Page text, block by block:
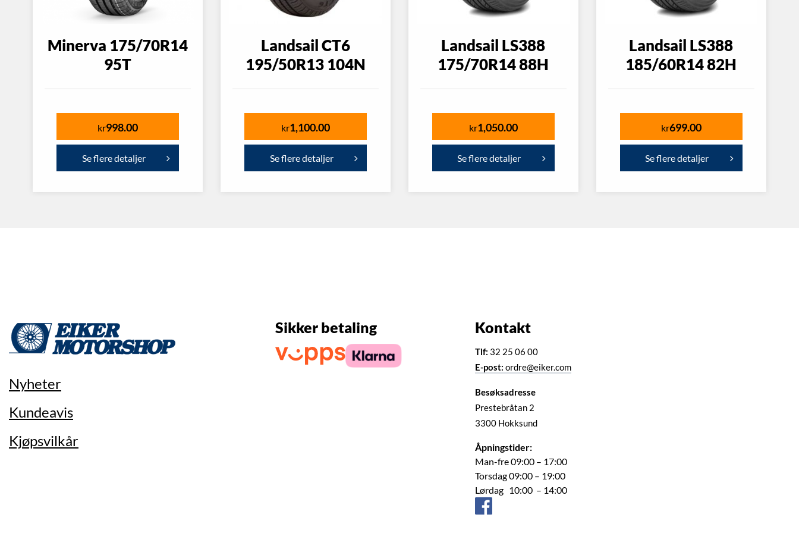
Minerva 175/70R14
95T
kr998.00
Se flere detaljer
Landsail CT6
195/50R13 104N
kr1,100.00
Se flere detaljer
Landsail LS388
175/70R14 88H
kr1,050.00
Se flere detaljer
Landsail LS388
185/60R14 82H
kr699.00
Se flere detaljer
Nyheter
Kundeavis
Kjøpsvilkår
Sikker betaling Kontakt
Tlf: 32 25 06 00
E-post: ordre@eiker.com
Besøksadresse
Prestebråtan 2
3300 Hokksund
Åpningstider:
Man-fre 09:00 – 17:00
Torsdag 09:00 – 19:00
Lørdag 10:00 – 14:00